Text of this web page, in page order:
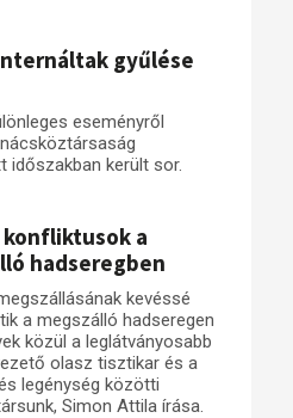
gyűlése
eseményről
időszakban került sor.
konfliktusok a
hadseregben
kevéssé
a megszálló hadseregen
közül a leglátványosabb
olasz tisztikar és a
legénység közötti
Simon Attila írása.